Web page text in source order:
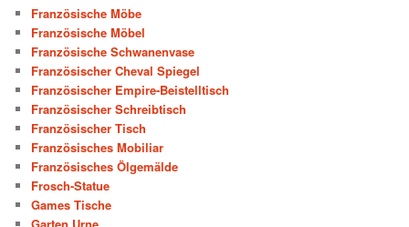
Französische Möbe
Französische Möbel
Französische Schwanenvase
Französischer Cheval Spiegel
Französischer Empire-Beistelltisch
Französischer Schreibtisch
Französischer Tisch
Französisches Mobiliar
Französisches Ölgemälde
Frosch-Statue
Games Tische